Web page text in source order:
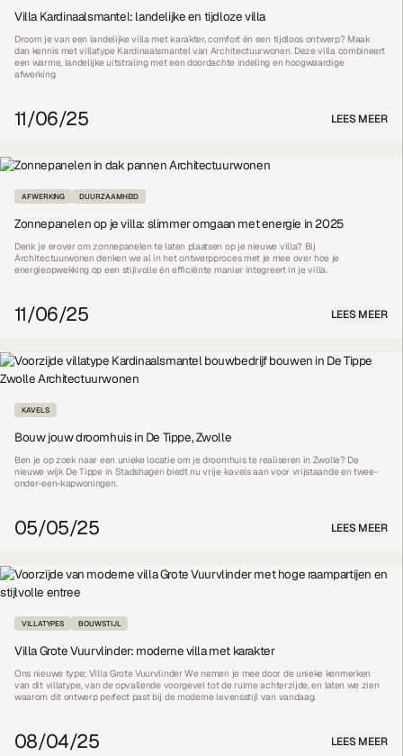
Villa Kardinaalsmantel: landelijke en tijdloze villa
Droom je van een landelijke villa met karakter, comfort én een tijdloos ontwerp? Maak
dan kennis met villatype Kardinaalsmantel van Architectuurwonen. Deze villa combineert
een warme, landelijke uitstraling met een doordachte indeling en hoogwaardige
afwerking.
11/06/25 LEES MEER
AFWERKING DUURZAAMHEID
Zonnepanelen op je villa: slimmer omgaan met energie in 2025
Denk je erover om zonnepanelen te laten plaatsen op je nieuwe villa? Bij
Architectuurwonen denken we al in het ontwerpproces met je mee over hoe je
energieopwekking op een stijlvolle én efficiënte manier integreert in je villa.
11/06/25 LEES MEER
KAVELS
Bouw jouw droomhuis in De Tippe, Zwolle
Ben je op zoek naar een unieke locatie om je droomhuis te realiseren in Zwolle? De
nieuwe wijk De Tippe in Stadshagen biedt nu vrije kavels aan voor vrijstaande en twee-
onder-een-kapwoningen.
05/05/25 LEES MEER
VILLATYPES BOUWSTIJL
Villa Grote Vuurvlinder: moderne villa met karakter
Ons nieuwe type; Villa Grote Vuurvlinder We nemen je mee door de unieke kenmerken
van dit villatype, van de opvallende voorgevel tot de ruime achterzijde, en laten we zien
waarom dit ontwerp perfect past bij de moderne levensstijl van vandaag.
08/04/25 LEES MEER